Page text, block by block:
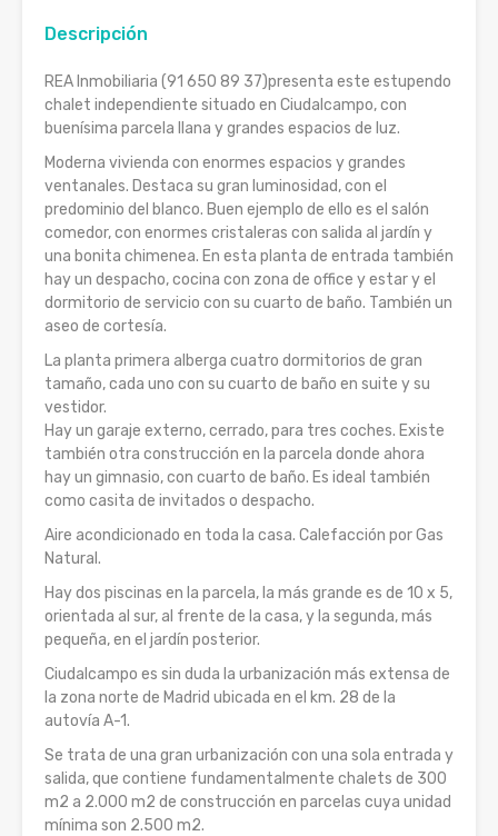
Descripción
REA Inmobiliaria (91 650 89 37)presenta este estupendo
chalet independiente situado en Ciudalcampo, con
buenísima parcela llana y grandes espacios de luz.
Moderna vivienda con enormes espacios y grandes
ventanales. Destaca su gran luminosidad, con el
predominio del blanco. Buen ejemplo de ello es el salón
comedor, con enormes cristaleras con salida al jardín y
una bonita chimenea. En esta planta de entrada también
hay un despacho, cocina con zona de office y estar y el
dormitorio de servicio con su cuarto de baño. También un
aseo de cortesía.
La planta primera alberga cuatro dormitorios de gran
tamaño, cada uno con su cuarto de baño en suite y su
vestidor.
Hay un garaje externo, cerrado, para tres coches. Existe
también otra construcción en la parcela donde ahora
hay un gimnasio, con cuarto de baño. Es ideal también
como casita de invitados o despacho.
Aire acondicionado en toda la casa. Calefacción por Gas
Natural.
Hay dos piscinas en la parcela, la más grande es de 10 x 5,
orientada al sur, al frente de la casa, y la segunda, más
pequeña, en el jardín posterior.
Ciudalcampo es sin duda la urbanización más extensa de
la zona norte de Madrid ubicada en el km. 28 de la
autovía A-1.
Se trata de una gran urbanización con una sola entrada y
salida, que contiene fundamentalmente chalets de 300
m2 a 2.000 m2 de construcción en parcelas cuya unidad
mínima son 2.500 m2.